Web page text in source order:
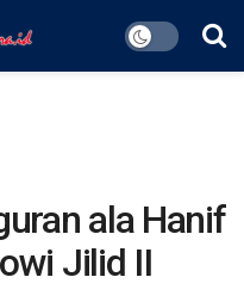
ala Hanif
Jilid II